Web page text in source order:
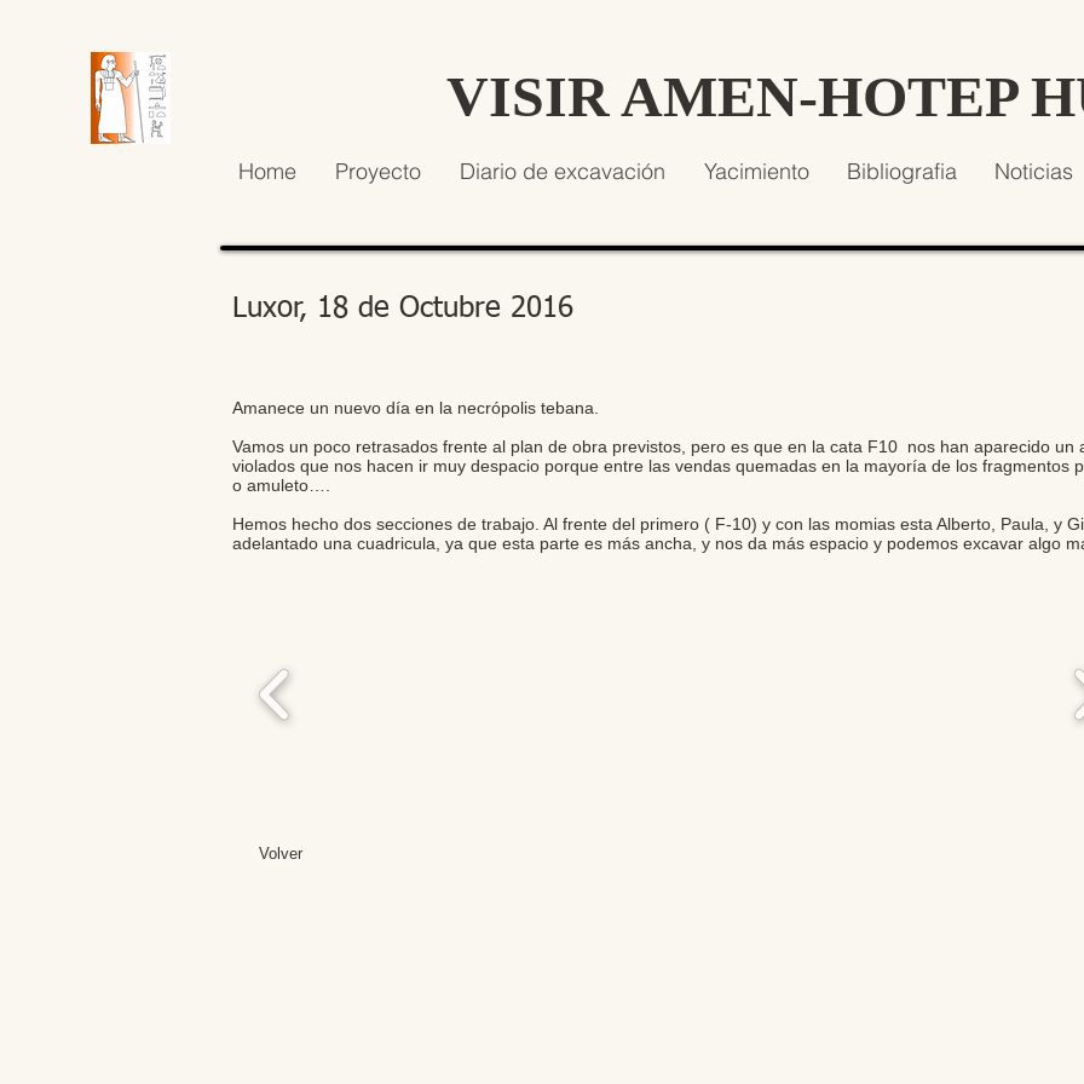
VISIR AMEN-HOTEP
Home Proyecto Diario de excavación Yacimiento Bibliografia Noticias
Luxor, 18 de Octubre 2016
Amanece un nuevo día en la necrópolis tebana.
Vamos un poco retrasados frente al plan de obra previstos, pero es que en la cata F10 nos han aparecido un
violados que nos hacen ir muy despacio porque entre las vendas quemadas en la mayoría de los fragmentos
o amuleto….
Hemos hecho dos secciones de trabajo. Al frente del primero ( F-10) y con las momias esta Alberto, Paula, y
adelantado una cuadricula, ya que esta parte es más ancha, y nos da más espacio y podemos excavar algo
Volver